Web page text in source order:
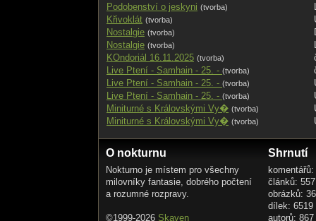
Podobenství o jeskyni (tvorba)
Křivoklát (tvorba)
Nostalgie (tvorba)
Nostalgie (tvorba)
KOndoriál 16.11.2025 (tvorba)
Live Ptení - Samhain - 25. - (tvorba)
Live Ptení - Samhain - 25. - (tvorba)
Live Ptení - Samhain - 25. - (tvorba)
Miniturné s Královskými Vy� (tvorba)
Miniturné s Královskými Vy� (tvorba)
O nokturnu
Nokturno je místem pro všechny
milovníky fantasie, dobrého počtení
a rozumné rozpravy.
©1999-2026 Skaven
Shrnutí
článků: 557
obrázků:
dílek: 6519
autorů: 867